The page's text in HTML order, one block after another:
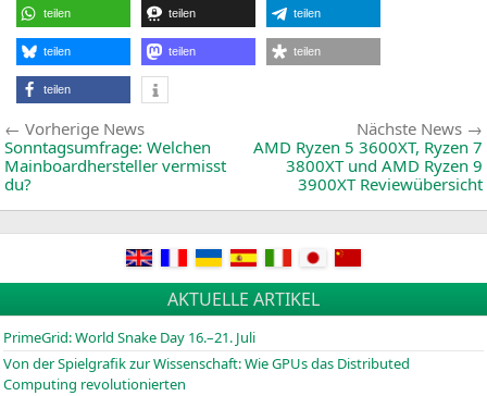
teilen teilen teilen
teilen teilen teilen
teilen
Beitragsnavigation
Vorherige NewsVorherige
News:
Sonntagsumfrage: Welchen
Mainboardhersteller vermisst
du?
Nächste News
AMD Ryzen 5 3600XT, Ryzen 7
3800XTund AMD Ryzen 9
3900XTReviewübersicht
AKTUELLE ARTIKEL
PrimeGrid: World Snake Day 16.–21. Juli
Von der Spielgrafik zur Wissenschaft: Wie GPUs das Distributed
Computing revolutionierten